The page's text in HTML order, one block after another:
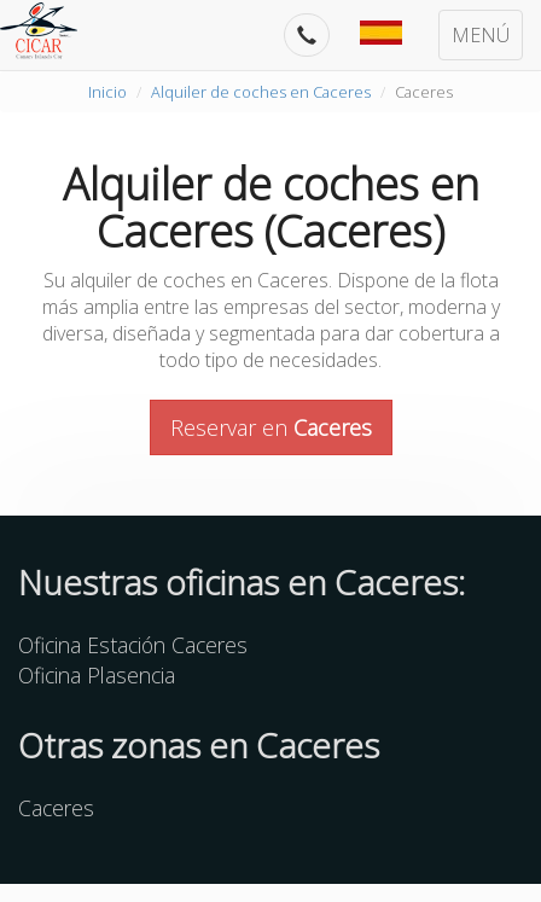
MENÚ
Inicio Alquiler de coches en Caceres Caceres
Alquiler de coches en
Caceres (Caceres)
Su alquiler de coches en Caceres. Dispone de la flota
más amplia entre las empresas del sector, moderna y
diversa, diseñada y segmentada para dar cobertura a
todo tipo de necesidades.
Reservar en Caceres
Nuestras oficinas en Caceres:
Oficina Estación Caceres
Oficina Plasencia
Otraszonasen Caceres
Caceres